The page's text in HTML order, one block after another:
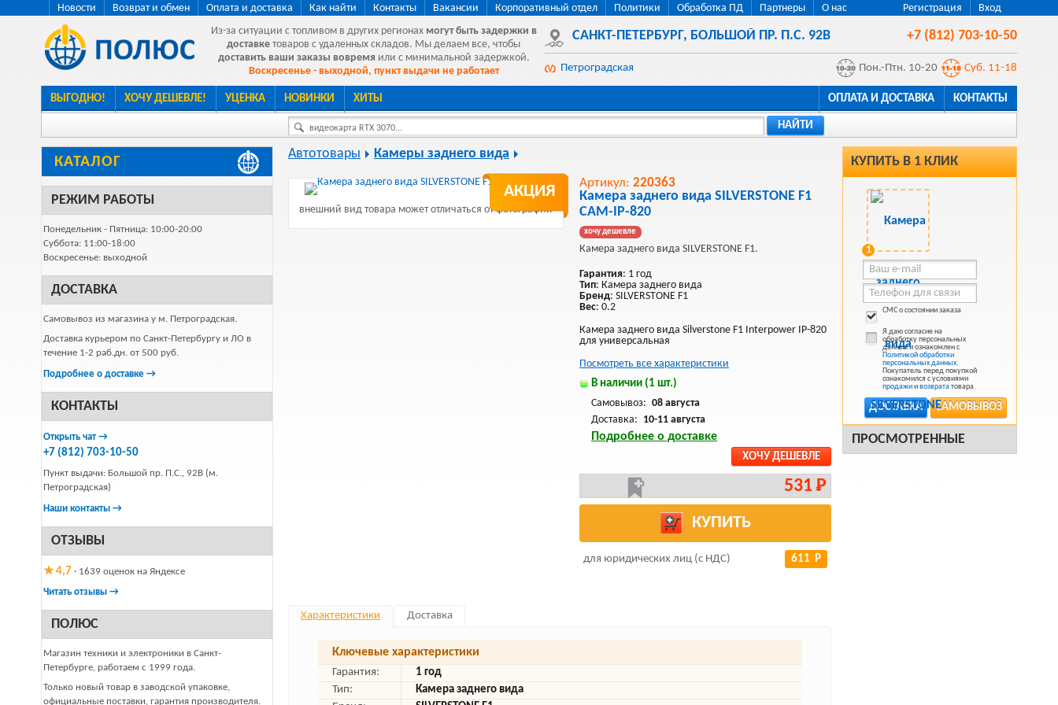
Регистрация Вход
Новости Возврат и обмен Оплата и доставка Как найти Контакты Вакансии Корпоративный отдел Политики Обработка ПД Партнеры
О нас
Из-за ситуации с топливом в других регионах могут быть задержки в
доставке товаров с удаленных складов. Мы делаем все, чтобы
доставить ваши заказы вовремя или с минимальной задержкой.
Воскресенье - выходной, пункт выдачи не работает
САНКТ-ПЕТЕРБУРГ, БОЛЬШОЙ ПР. П.С. 92В +7 (812) 703-10-50
Петроградская Пон.-Птн. 10-20 Суб. 11-18
ВЫГОДНО! ХОЧУ ДЕШЕВЛЕ! УЦЕНКА НОВИНКИ ХИТЫ ОПЛАТА И ДОСТАВКА КОНТАКТЫ
видеокарта RTX 3070... НАЙТИ
КАТАЛОГ
РЕЖИМ РАБОТЫ
Понедельник - Пятница: 10:00-20:00
Суббота: 11:00-18:00
Воскресенье: выходной
ДОСТАВКА
Самовывоз из магазина у м. Петроградская.
Доставка курьером по Санкт-Петербургу и ЛО в
течение 1-2 раб.дн. от 500 руб.
Подробнее о доставке →
КОНТАКТЫ
Открыть чат →
+7 (812) 703-10-50
Пункт выдачи: Большой пр. П.С., 92В (м.
Петроградская)
Наши контакты →
ОТЗЫВЫ
★ 4,7 · 1639 оценок на Яндексе
Читать отзывы →
ПОЛЮС
Магазин техники и электроники в Санкт-
Петербурге, работаем с 1999 года.
Только новый товар в заводской упаковке,
официальные поставки, гарантия производителя.
КУПИТЬ В 1 КЛИК
1
СМС о состоянии заказа
Я даю согласие на
обработку персональных
данных и ознакомлен с
Политикой обработки
персональных данных.
Покупатель перед покупкой
ознакомился с условиями
продажиивозврататовара.
САМОВЫВОЗ
ДОСТАВКА
ПРОСМОТРЕННЫЕ
Автотовары Камеры заднего вида
АКЦИЯ
внешний вид товара может отличаться от фотографии
Артикул: 220363
Камера заднего вида SILVERSTONE F1
CAM-IP-820
хочу дешевле
Камера заднего вида SILVERSTONE F1.
Гарантия: 1 год
Тип: Камера заднего вида
Бренд: SILVERSTONE F1
Вес: 0.2
Камера заднего вида Silverstone F1 Interpower IP-820
для универсальная
Посмотреть все характеристики
В наличии (1 шт.)
Самовывоз: 08 августа
Доставка: 10-11 августа
Подробнее о доставке
ХОЧУ ДЕШЕВЛЕ
531 Р
КУПИТЬ
для юридических лиц (с НДС) 611 Р
Характеристики Доставка
Ключевые характеристики
Гарантия:
1 год
Тип:
Камера заднего вида